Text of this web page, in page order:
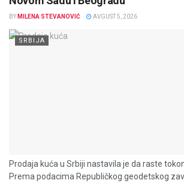
BY MILENA STEVANOVIĆ AVGUST 5, 2026
SRBIJA
Prodaja kuća u Srbiji nastavila je da raste
Prema podacima Republičkog geodetskog